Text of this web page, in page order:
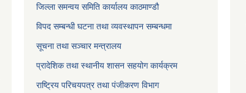
जिल्ला समन्वय समिति कार्यालय काठमाण्ड‌ौ
विपद सम्बन्धी घटना तथा व्यवस्थापन सम्बन्धमा
सूचना तथा सञ्चार मन्त्रालय
प्रादेशिक तथा स्थानीय शासन सहयोग कार्यक्रम
राष्ट्रिय परिचयपत्र तथा पंजीकरण विभाग